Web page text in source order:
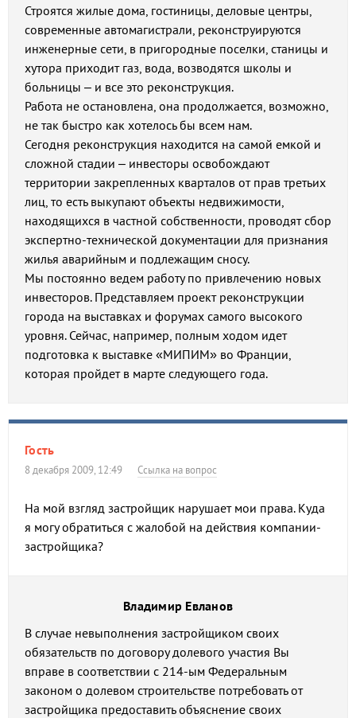
Строятся жилые дома, гостиницы, деловые центры,
современные автомагистрали, реконструируются
инженерные сети, в пригородные поселки, станицы и
хутора приходит газ, вода, возводятся школы и
больницы – и все это реконструкция.
Работа не остановлена, она продолжается, возможно,
не так быстро как хотелось бы всем нам.
Сегодня реконструкция находится на самой емкой и
сложной стадии – инвесторы освобождают
территории закрепленных кварталов от прав третьих
лиц, то есть выкупают объекты недвижимости,
находящихся в частной собственности, проводят сбор
экспертно-технической документации для признания
жилья аварийным и подлежащим сносу.
Мы постоянно ведем работу по привлечению новых
инвесторов. Представляем проект реконструкции
города на выставках и форумах самого высокого
уровня. Сейчас, например, полным ходом идет
подготовка к выставке «МИПИМ» во Франции,
которая пройдет в марте следующего года.
Гость
8 декабря 2009, 12:49 Ссылка на вопрос
На мой взгляд застройщик нарушает мои права. Куда
я могу обратиться с жалобой на действия компании-
застройщика?
Владимир Евланов
В случае невыполнения застройщиком своих
обязательств по договору долевого участия Вы
вправе в соответствии с 214-ым Федеральным
законом о долевом строительстве потребовать от
застройщика предоставить объяснение своих